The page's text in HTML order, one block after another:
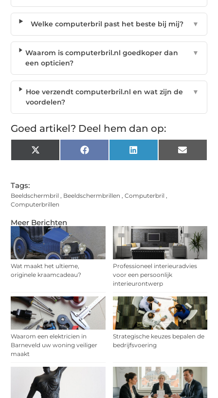
Meer Berichten
Wat maakt het ultieme,
originele kraamcadeau?
Professioneel interieuradvies
voor een persoonlijk
interieurontwerp
Waarom een elektricien in
Barneveld uw woning veiliger
maakt
Strategische keuzes bepalen de
bedrijfsvoering
Welke computerbril past het beste bij mij? ▼
Waarom is computerbril.nl goedkoper dan
een opticien?
▼
Hoe verzendt computerbril.nl en wat zijn de
voordelen?
▼
Goed artikel? Deel hem dan op:
X
(Twitter)
Facebook LinkedIn Email
Tags:
Beeldschermbril Beeldschermbrillen ,Computerbril
Computerbrillen